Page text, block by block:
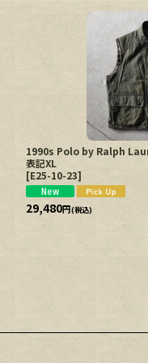
1990s Polo by Ralph
表記XL
[E25-10-23]
29,480円(税込)